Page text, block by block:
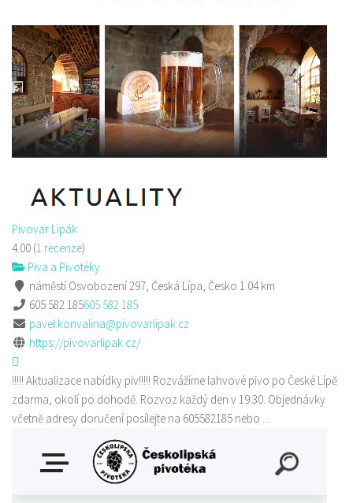
Pivovar Lipák
4.00 (1 recenze)
Piva a Pivotéky
náměstí Osvobození 297, Česká Lípa, Česko 1.04 km
605 582 185605 582 185
pavel.konvalina@pivovarlipak.cz
https://pivovarlipak.cz/
!!!!! Aktualizace nabídky piv!!!!! Rozvážíme lahvové pivo po České Lípě
zdarma, okolí po dohodě. Rozvoz každý den v 19:30. Objednávky
včetně adresy doručení posílejte na 605582185 nebo ...